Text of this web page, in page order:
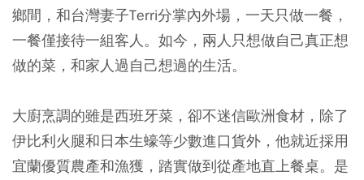
鄉間，和台灣妻子Terri分掌內外場，一天只做一餐，
一餐僅接待一組客人。如今，兩人只想做自己真正想
做的菜，和家人過自己想過的生活。
大廚烹調的雖是西班牙菜，卻不迷信歐洲食材，除了
伊比利火腿和日本生蠔等少數進口貨外，他就近採用
宜蘭優質農產和漁獲，踏實做到從產地直上餐桌。是